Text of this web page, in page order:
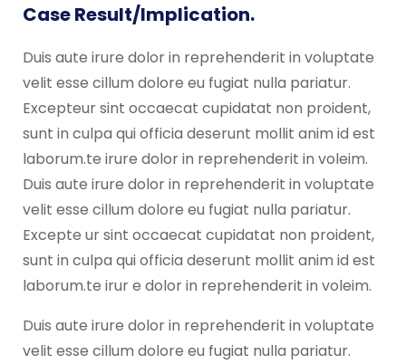
Case Result/Implication.
Duis aute irure dolor in reprehenderit in voluptate
velit esse cillum dolore eu fugiat nulla pariatur.
Excepteur sint occaecat cupidatat non proident,
sunt in culpa qui officia deserunt mollit anim id est
laborum.te irure dolor in reprehenderit in voleim.
Duis aute irure dolor in reprehenderit in voluptate
velit esse cillum dolore eu fugiat nulla pariatur.
Excepte ur sint occaecat cupidatat non proident,
sunt in culpa qui officia deserunt mollit anim id est
laborum.te irur e dolor in reprehenderit in voleim.
Duis aute irure dolor in reprehenderit in voluptate
velit esse cillum dolore eu fugiat nulla pariatur.